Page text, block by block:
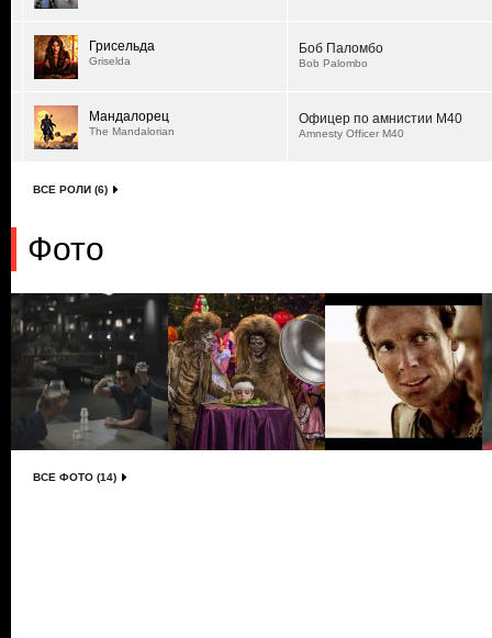
Грисельда
Griselda
Боб Паломбо
Bob Palombo
Мандалорец
The Mandalorian
Офицер по амнистии М40
Amnesty Officer M40
ВСЕ РОЛИ (6)
Фото
ВСЕ ФОТО (14)